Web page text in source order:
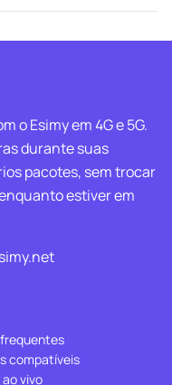
o Esimy em 4G e 5G.
durante suas
pacotes, sem trocar
estiver em
compatíveis
vivo